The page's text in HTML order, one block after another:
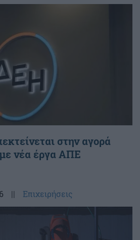
στην αγορά
νέα έργα ΑΠΕ
|| Επιχειρήσεις